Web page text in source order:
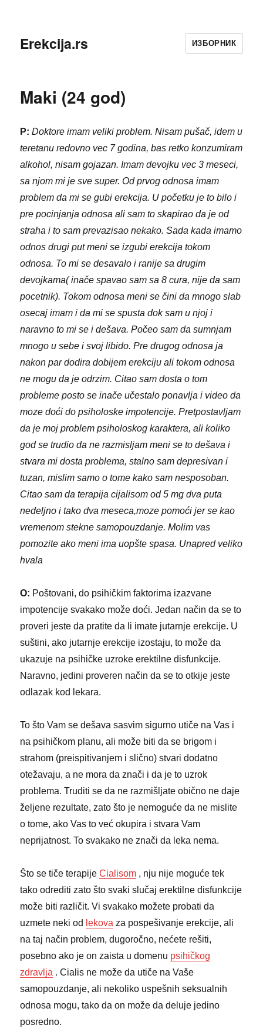
Erekcija.rs ИЗБОРНИК
Maki (24 god)
P: Doktore imam veliki problem. Nisam pušač, idem u
teretanu redovno vec 7 godina, bas retko konzumiram
alkohol, nisam gojazan. Imam devojku vec 3 meseci,
sa njom mi je sve super. Od prvog odnosa imam
problem da mi se gubi erekcija. U početku je to bilo i
pre pocinjanja odnosa ali sam to skapirao da je od
straha i to sam prevazisao nekako. Sada kada imamo
odnos drugi put meni se izgubi erekcija tokom
odnosa. To mi se desavalo i ranije sa drugim
devojkama( inače spavao sam sa 8 cura, nije da sam
pocetnik). Tokom odnosa meni se čini da mnogo slab
osecaj imam i da mi se spusta dok sam u njoj i
naravno to mi se i dešava. Počeo sam da sumnjam
mnogo u sebe i svoj libido. Pre drugog odnosa ja
nakon par dodira dobijem erekciju ali tokom odnosa
ne mogu da je odrzim. Citao sam dosta o tom
probleme posto se inače učestalo ponavlja i video da
moze doći do psiholoske impotencije. Pretpostavljam
da je moj problem psiholoskog karaktera, ali koliko
god se trudio da ne razmisljam meni se to dešava i
stvara mi dosta problema, stalno sam depresivan i
tuzan, mislim samo o tome kako sam nesposoban.
Citao sam da terapija cijalisom od 5 mg dva puta
nedeljno i tako dva meseca,moze pomoći jer se kao
vremenom stekne samopouzdanje. Molim vas
pomozite ako meni ima uopšte spasa. Unapred veliko
hvala
O: Poštovani, do psihičkim faktorima izazvane
impotencije svakako može doći. Jedan način da se to
proveri jeste da pratite da li imate jutarnje erekcije. U
suštini, ako jutarnje erekcije izostaju, to može da
ukazuje na psihičke uzroke erektilne disfunkcije.
Naravno, jedini proveren način da se to otkije jeste
odlazak kod lekara.
To što Vam se dešava sasvim sigurno utiče na Vas i
na psihičkom planu, ali može biti da se brigom i
strahom (preispitivanjem i slično) stvari dodatno
otežavaju, a ne mora da znači i da je to uzrok
problema. Truditi se da ne razmišljate obično ne daje
željene rezultate, zato što je nemoguće da ne mislite
o tome, ako Vas to već okupira i stvara Vam
neprijatnost. To svakako ne znači da leka nema.
Što se tiče terapijeCialisom , nju nije moguće tek
tako odrediti zato što svaki slučaj erektilne disfunkcije
može biti različit. Vi svakako možete probati da
uzmete neki od lekova za pospešivanje erekcije, ali
na taj način problem, dugoročno, nećete rešiti,
posebno ako je on zaista u domenu psihičkog
zdravlja . Cialis ne može da utiče na Vaše
samopouzdanje, ali nekoliko uspešnih seksualnih
odnosa mogu, tako da on može da deluje jedino
posredno.